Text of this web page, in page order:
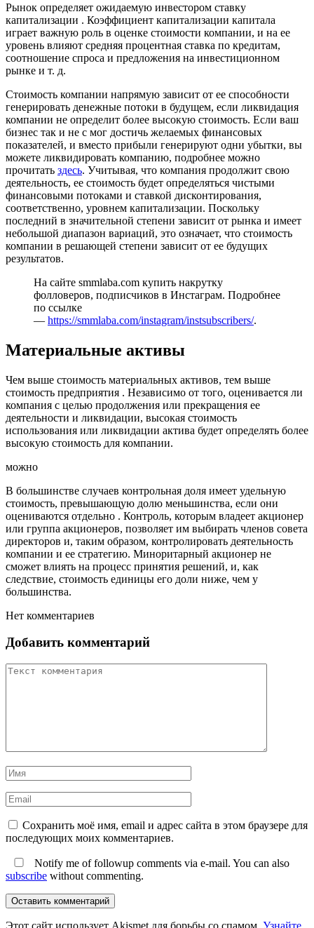
Рынок определяет ожидаемую инвестором ставку
капитализации . Коэффициент капитализации капитала
играет важную роль в оценке стоимости компании, и на ее
уровень влияют средняя процентная ставка по кредитам,
соотношение спроса и предложения на инвестиционном
рынке и т. д.
Стоимость компании напрямую зависит от ее способности
генерировать денежные потоки в будущем, если ликвидация
компании не определит более высокую стоимость. Если ваш
бизнес так и не с мог достичь желаемых финансовых
показателей, и вместо прибыли генерируют одни убытки, вы
можете ликвидировать компанию, подробнее можно
прочитать здесь. Учитывая, что компания продолжит свою
деятельность, ее стоимость будет определяться чистыми
финансовыми потоками и ставкой дисконтирования,
соответственно, уровнем капитализации. Поскольку
последний в значительной степени зависит от рынка и имеет
небольшой диапазон вариаций, это означает, что стоимость
компании в решающей степени зависит от ее будущих
результатов.
На сайте smmlaba.com купить накрутку
фолловеров, подписчиков в Инстаграм. Подробнее
по ссылке
— https://smmlaba.com/instagram/instsubscribers/.
Материальные активы
Чем выше стоимость материальных активов, тем выше
стоимость предприятия . Независимо от того, оценивается ли
компания с целью продолжения или прекращения ее
деятельности и ликвидации, высокая стоимость
использования или ликвидации актива будет определять более
высокую стоимость для компании.
можно
В большинстве случаев контрольная доля имеет удельную
стоимость, превышающую долю меньшинства, если они
оцениваются отдельно . Контроль, которым владеет акционер
или группа акционеров, позволяет им выбирать членов совета
директоров и, таким образом, контролировать деятельность
компании и ее стратегию. Миноритарный акционер не
сможет влиять на процесс принятия решений, и, как
следствие, стоимость единицы его доли ниже, чем у
большинства.
Нет комментариев
Добавить комментарий
Сохранить моё имя, email и адрес сайта в этом браузере для
последующих моих комментариев.
Notify me of followup comments via e-mail. You can also
subscribe without commenting.
Оставить комментарий
Этот сайт использует Akismet для борьбы со спамом. Узнайте,